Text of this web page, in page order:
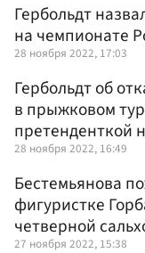
Гербольдт
на чемпионате
28 ноября 2022, 17:03
Гербольдт об
в прыжковом
претенденткой
28 ноября 2022, 16:49
Бестемьянова
фигуристке
четверной
27 ноября 2022, 15:38